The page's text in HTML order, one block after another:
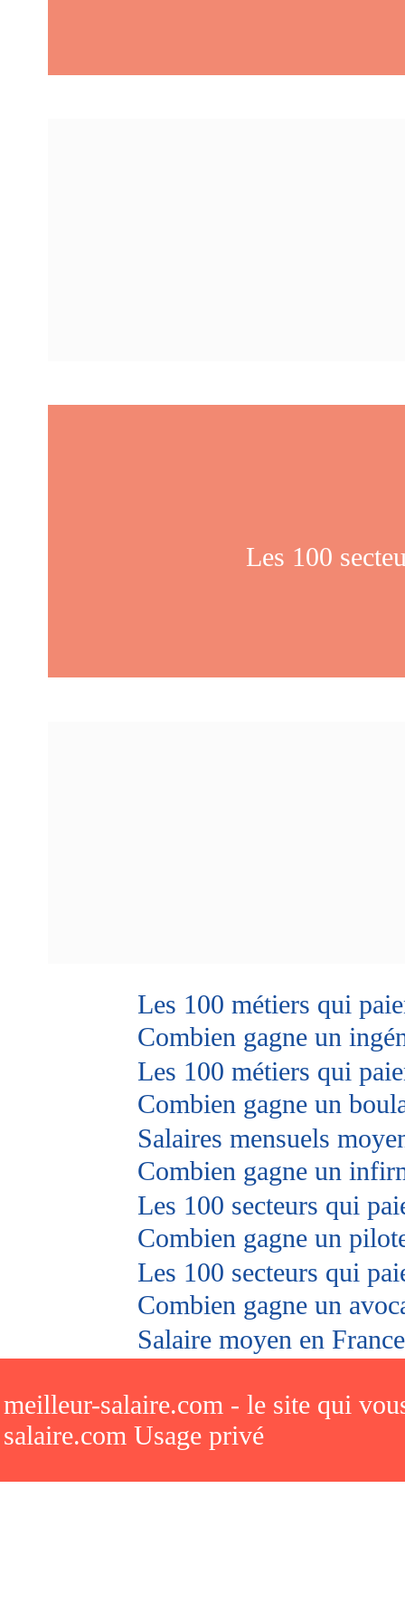
Les 100
Les 100 métiers qui
Combien gagne un
Les 100 métiers qui
Combien gagne un
Salaires mensuels
Combien gagne un
Les 100 secteurs qui
Combien gagne un
Les 100 secteurs qui
Combien gagne un
Salaire moyen en France
meilleur-salaire.com - le site qui
salaire.com Usage privé